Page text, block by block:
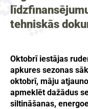
tehniskās
Oktobrī iestājas
apkures sezonas
oktobrī, māju
apmeklēt dažādus
siltināšanas,